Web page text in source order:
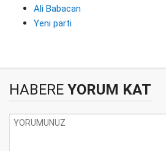
Ali Babacan
Yeni parti
HABERE YORUM KAT